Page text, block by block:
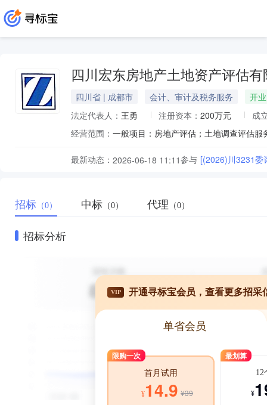
四川宏东房地产土地资产评估有
四川省 | 成都市 会计、审计及税务服务
开业
法定代表人： 王勇 注册资本： 200万元
成
经营范围：
最新动态： 2026-06-18 11:11参与 [(2026)川3231委
招标 （0） 中标 （0） 代理 （0）
招标分析
VIP 开通寻标宝会员，查看更多招采
单省会员
限购一次
首月试用
¥14.9 ¥39
最划算
12
¥